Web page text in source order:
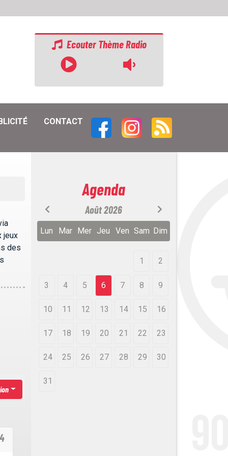
Ecouter Thème Radio
CONTACT
jeux
des
Agenda
Août 2026
Lun Mar Mer Jeu Ven Sam Dim
1 2
3 4 5 6 7 8 9
10 11 12 13 14 15 16
17 18 19 20 21 22 23
24 25 26 27 28 29 30
31